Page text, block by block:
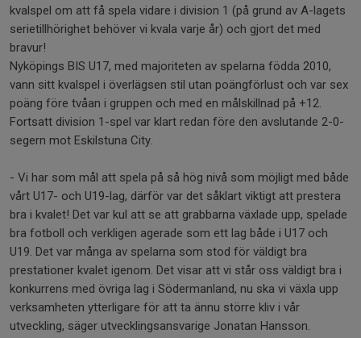
kvalspel om att få spela vidare i division 1 (på grund av A-lagets
serietillhörighet behöver vi kvala varje år) och gjort det med
bravur!
Nyköpings BIS U17, med majoriteten av spelarna födda 2010,
vann sitt kvalspel i överlägsen stil utan poängförlust och var sex
poäng före tvåan i gruppen och med en målskillnad på +12.
Fortsatt division 1-spel var klart redan före den avslutande 2-0-
segern mot Eskilstuna City.
- Vi har som mål att spela på så hög nivå som möjligt med både
vårt U17- och U19-lag, därför var det såklart viktigt att prestera
bra i kvalet! Det var kul att se att grabbarna växlade upp, spelade
bra fotboll och verkligen agerade som ett lag både i U17 och
U19. Det var många av spelarna som stod för väldigt bra
prestationer kvalet igenom. Det visar att vi står oss väldigt bra i
konkurrens med övriga lag i Södermanland, nu ska vi växla upp
verksamheten ytterligare för att ta ännu större kliv i vår
utveckling, säger utvecklingsansvarige Jonatan Hansson.